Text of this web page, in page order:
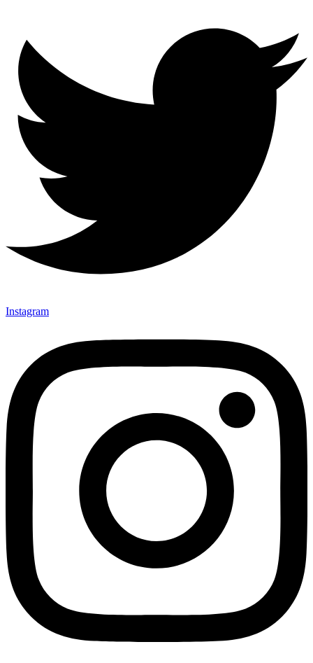
Instagram